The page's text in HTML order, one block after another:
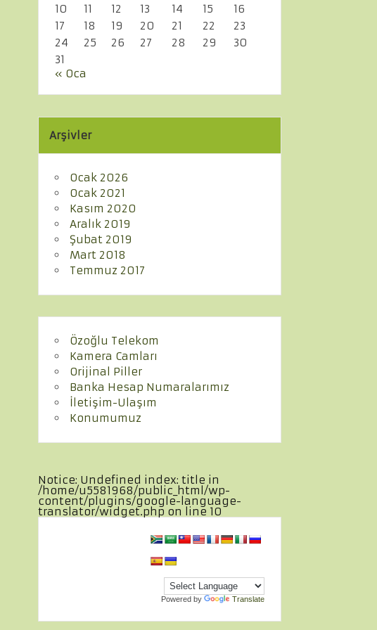
10
11 12 13 14 15
16
17
18 19 20 21 22
23
24
25 26 27 28 29
30
31
« Oca
Arşivler
Ocak 2026
Ocak 2021
Kasım 2020
Aralık 2019
Şubat 2019
Mart 2018
Temmuz 2017
Özoğlu Telekom
Kamera Camları
Orijinal Piller
Banka Hesap Numaralarımız
İletişim-Ulaşım
Konumumuz
Notice: Undefined index: title in
/home/u5581968/public_html/wp-
content/plugins/google-language-
translator/widget.php on line 10
Powered by Translate